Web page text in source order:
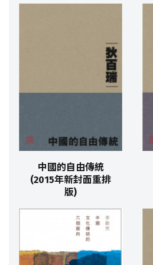
中國的自由傳統
(2015年新封面重排
版)